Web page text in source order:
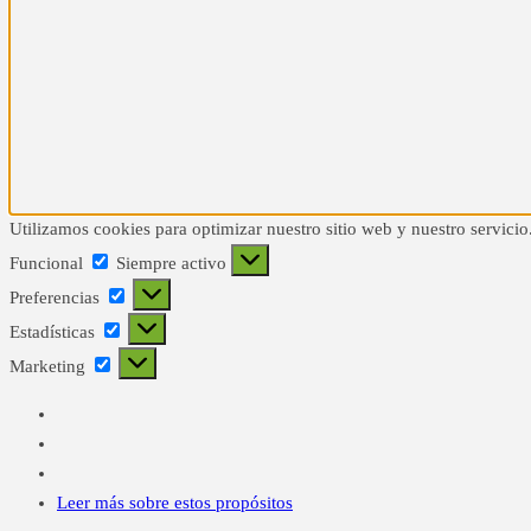
Utilizamos cookies para optimizar nuestro sitio web y nuestro
Funcional
Funcional
Siempre activo
Preferencias
Preferencias
Estadísticas Estadísticas
Marketing Marketing
Leer más sobre estos propósitos